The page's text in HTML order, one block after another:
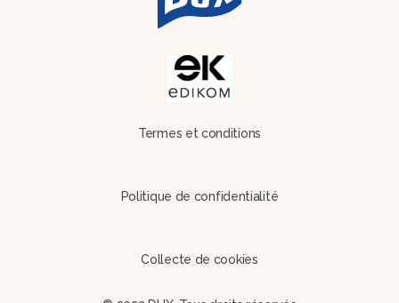
Termes et conditions
Politique de confidentialité
Collecte de cookies